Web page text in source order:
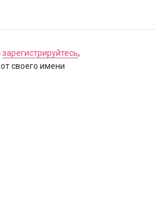
зарегистрируйтесь,
своего имени